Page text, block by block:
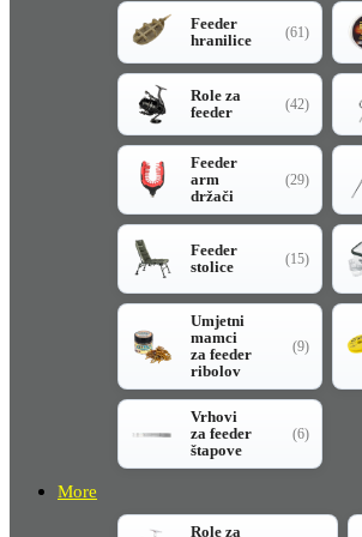
Feeder
hranilice
(61)
Role za
feeder
(42)
Feeder
arm
držači
(29)
Feeder
stolice
(15)
Umjetni
mamci
za feeder
ribolov
(9)
Vrhovi
za feeder
štapove
(6)
More
Role za